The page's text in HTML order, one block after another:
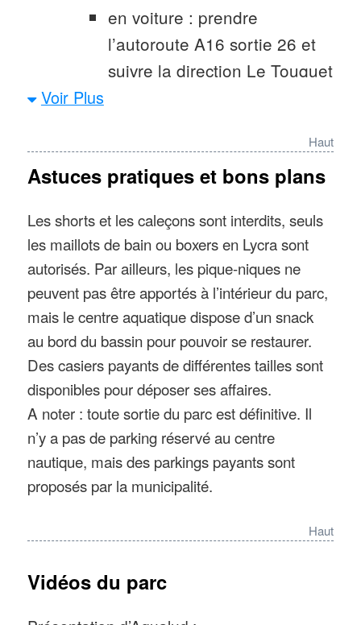
en voiture : prendre
l’autoroute A16 sortie 26 et
suivre la direction Le Touquet
rejoindre le parc par la ligne
de bus 513. S’arrêter aux
« Blanche Neige »
50°31’32.4″N 1°34’53.6″E
Villes à proximité : le parc aquatique se
situe dans les Hauts-de-France, à 17 km de
Berck, 18 km de Montreuil, à 50 km de
Boulogne-sur-Mer, à 60 km d’Abbeville, à
70 km de Calais et à une centaine de
kilomètres d’Arras.
Téléphone : +33 (0) 825 747 507
Voir Plus
Haut
Astuces pratiques et bons plans
Les shorts et les caleçons sont interdits, seuls
les maillots de bain ou boxers en Lycra sont
autorisés. Par ailleurs, les pique-niques ne
peuvent pas être apportés à l’intérieur du parc,
mais le centre aquatique dispose d’un snack
au bord du bassin pour pouvoir se restaurer.
Des casiers payants de différentes tailles sont
disponibles pour déposer ses affaires.
A noter : toute sortie du parc est définitive. Il
n’y a pas de parking réservé au centre
nautique, mais des parkings payants sont
proposés par la municipalité.
Haut
Vidéos du parc